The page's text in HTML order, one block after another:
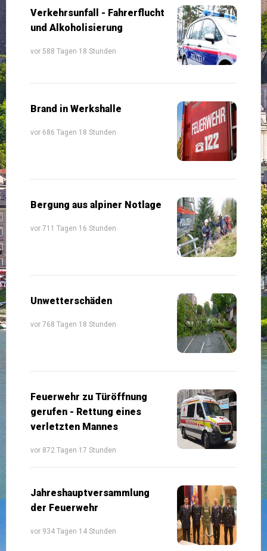
Verkehrsunfall - Fahrerflucht
und Alkoholisierung
vor 588 Tagen 18 Stunden
Brand in Werkshalle
vor 686 Tagen 18 Stunden
Bergung aus alpiner Notlage
vor 711 Tagen 16 Stunden
Unwetterschäden
vor 768 Tagen 18 Stunden
Feuerwehr zu Türöffnung
gerufen - Rettung eines
verletzten Mannes
vor 872 Tagen 17 Stunden
Jahreshauptversammlung
der Feuerwehr
vor 934 Tagen 14 Stunden